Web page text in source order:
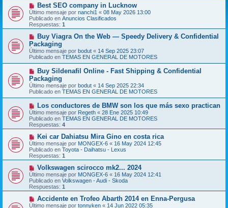
N
u
e
v
o
m
e
n
s
a
j
Best SEO company in Lucknow
Último mensaje por nanchi1 « 08 May 2026 13:00
Publicado en Anuncios Clasificados
Respuestas: 1
N
e
v
o
m
n
s
a
e
Buy Viagra On the Web — Speedy Delivery & Confidential
Packaging
Último mensaje por bodut « 14 Sep 2025 23:07
Publicado en TEMAS EN GENERAL DE MOTORES
N
e
v
o
m
n
s
a
j
Buy Sildenafil Online - Fast Shipping & Confidential
Packaging
Último mensaje por bodut « 14 Sep 2025 22:34
Publicado en TEMAS EN GENERAL DE MOTORES
N
u
e
v
o
m
e
n
s
a
e
Los conductores de BMW son los que más sexo practican
Último mensaje por Regeth « 28 Ene 2025 10:49
Publicado en TEMAS EN GENERAL DE MOTORES
Respuestas: 4
N
u
e
v
o
m
e
n
s
a
e
Kei car Dahiatsu Mira Gino en costa rica
Último mensaje por MONGEX-6 « 16 May 2024 12:45
Publicado en Toyota - Daihatsu - Lexus
Respuestas: 1
N
u
e
v
o
m
e
Volkswagen scirocco mk2... 2024
Último mensaje por MONGEX-6 « 16 May 2024 12:41
Publicado en Volkswagen - Audi - Skoda
Respuestas: 1
N
u
Accidente en Trofeo Abarth 2014 en Enna-Pergusa
Último mensaje por tonnyken « 14 Jun 2022 05:35